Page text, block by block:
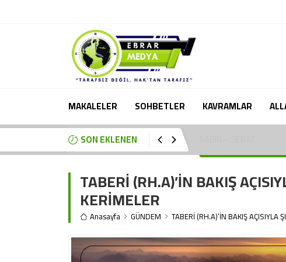
MAKALELER SOHBETLER KAVRAMLAR
SON EKLENEN
TABERİ (RH.A)’İN BAKIŞ
KERİMELER
Anasayfa GÜNDEM TABERİ (RH.A)’İN BAKIŞ AÇISIYLA